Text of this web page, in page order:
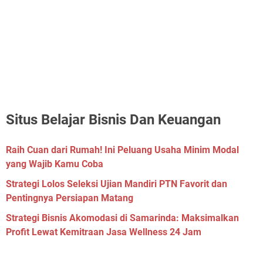
Situs Belajar Bisnis Dan Keuangan
Raih Cuan dari Rumah! Ini Peluang Usaha Minim Modal
yang Wajib Kamu Coba
Strategi Lolos Seleksi Ujian Mandiri PTN Favorit dan
Pentingnya Persiapan Matang
Strategi Bisnis Akomodasi di Samarinda: Maksimalkan
Profit Lewat Kemitraan Jasa Wellness 24 Jam